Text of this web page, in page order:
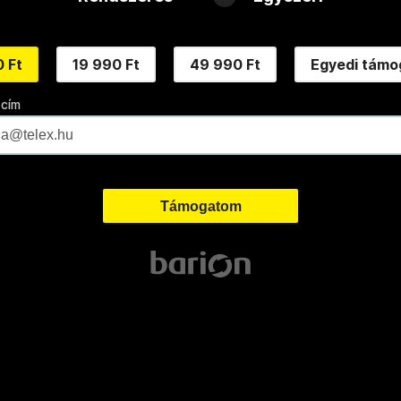
Ft 19 990 Ft 49 990 Ft Egyedi